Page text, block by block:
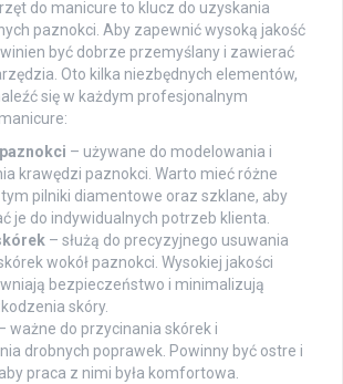
do manicure to klucz do uzyskania
paznokci. Aby zapewnić wysoką jakość
być dobrze przemyślany i zawierać
Oto kilka niezbędnych elementów,
się w każdym profesjonalnym
– używane do modelowania i
krawędzi paznokci. Warto mieć różne
pilniki diamentowe oraz szklane, aby
je do indywidualnych potrzeb klienta.
– służą do precyzyjnego usuwania
wokół paznokci. Wysokiej jakości
bezpieczeństwo i minimalizują
skóry.
ważne do przycinania skórek i
drobnych poprawek. Powinny być ostre i
praca z nimi była komfortowa.